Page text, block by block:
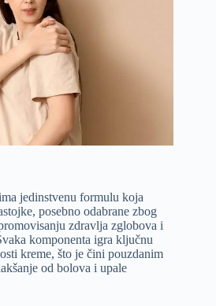
jedinstvenu formulu koja
posebno odabrane zbog
zdravlja zglobova i
komponenta igra ključnu
kreme, što je čini pouzdanim
od bolova i upale